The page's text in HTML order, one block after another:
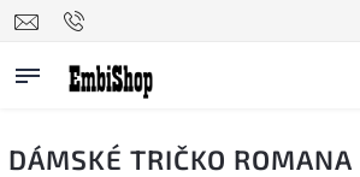
DÁMSKÉ TRIČKO ROMANA